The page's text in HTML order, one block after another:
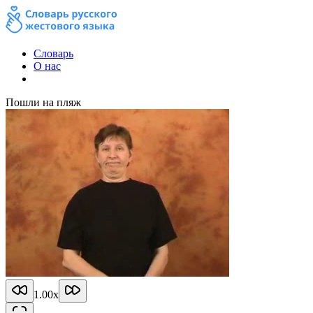
Словарь
О нас
Пошли на пляж
1.00x